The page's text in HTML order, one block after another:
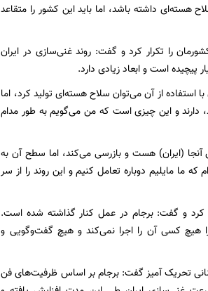
هسته‌ای داشته باشد، اما باید این کشور را متقاعد
را تکرار کرد و گفت: روند غنی‌سازی در ایران
پیچیده است و ابعاد زیادی دارد.
از آن می‌توان سلاح هسته‌ای تولید کرد، اما
دارند و این چیزی است که من می‌گویم به طور مدام
آنجا (ایران) هست و بازرسی می‌کند، اما سطح آن به
ما مایلیم دوباره تعامل کنیم و این روند را از سر
سیاسی و فراتر از حیطه مسئولیتش به وضعیت توافق سال ۹۴ اشاره کرد و گفت: برجام در عمل کنار گذاشته شده است.
هیچ کسی آن را اجرا نمی‌کند و هیچ گفت‌وگویی و
تحریک آمیز گفت: برجام بر اساس ظرفیت‌های فن